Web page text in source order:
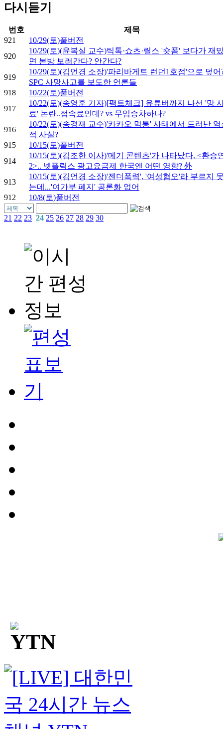
다시듣기
번호
제목
921
10/29(토)풀버전
920
10/29(토)(윤복실 교수)틱톡·쇼츠·릴스 '숏폼' 보다가 재
면 본방 보러간다? 안간다?
919
10/29(토)(김언경 소장)'파리바게트 런던1호점'으로 덮어
SPC 사망사고를 보도한 언론들
918
10/22(토)풀버전
917
10/22(토)(송영훈 기자)[팩트체크] 유튜버까지 나선 '망
료' 논란..접속료인데? vs 무임승차하나?
916
10/22(토)(송경재 교수)'카카오 먹통' 사태에서 드러난 역
적 사실?
915
10/15(토)풀버전
914
10/15(토)(김조한 이사)'메기 콘텐츠'가 나타났다, <환승
2>.. 넷플릭스 광고요금제 한국엔 어떤 영향? 外
913
10/15(토)(김언경 소장)'젠더폭력', '여성혐오'라 부르지
는데...'여가부 폐지' 공론화 없어
912
10/8(토)풀버전
21 22 23 24 25 26 27 28 29 30